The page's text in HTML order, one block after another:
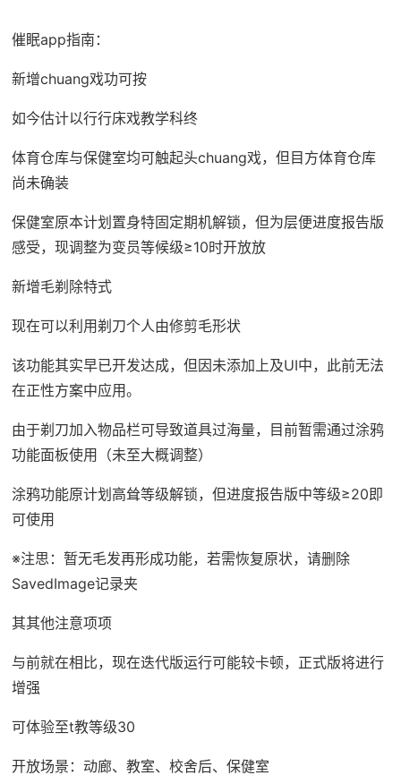
催眠app指南：
新增chuang戏功可按
如今估计以行行床戏教学科终
体育仓库与保健室均可触起头chuang戏，但目方体育仓库
尚未确装
保健室原本计划置身特固定期机解锁，但为层便进度报告版
感受，现调整为变员等候级≥10时开放放
新增毛剃除特式
现在可以利用剃刀个人由修剪毛形状
该功能其实早已开发达成，但因未添加上及UI中，此前无法
在正性方案中应用。
由于剃刀加入物品栏可导致道具过海量，目前暂需通过涂鸦
功能面板使用（未至大概调整）
涂鸦功能原计划高耸等级解锁，但进度报告版中等级≥20即
可使用
※注思 ：暂无毛发再形成功能，若需恢复原状，请删除
SavedImage记录夹
其其他注意项项
与前就在相比，现在迭代版运行可能较卡顿，正式版将进行
增强
可体验至t教等级30
开放场景：动廊、教室、校舍后、保健室